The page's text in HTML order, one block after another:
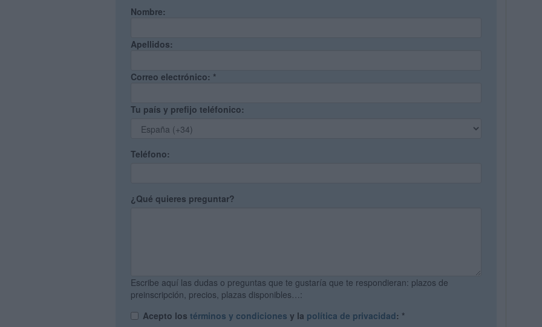
Nombre:
Apellidos:
Correo electrónico: *
Tu país y prefijo teléfonico:
Teléfono:
¿Qué quieres preguntar?
Escribe aquí las dudas o preguntas que te gustaría que te respondieran: plazos de
preinscripción, precios, plazas disponibles…:
Acepto los términos y condiciones y la política de privacidad: *